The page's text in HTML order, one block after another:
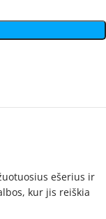
ešerius ir
kur jis reiškia